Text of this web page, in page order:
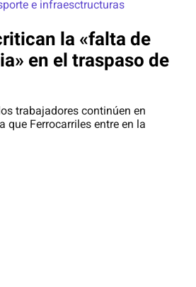
e infraesctructuras
la «falta de
en el traspaso de
trabajadores continúen en
que Ferrocarriles entre en la